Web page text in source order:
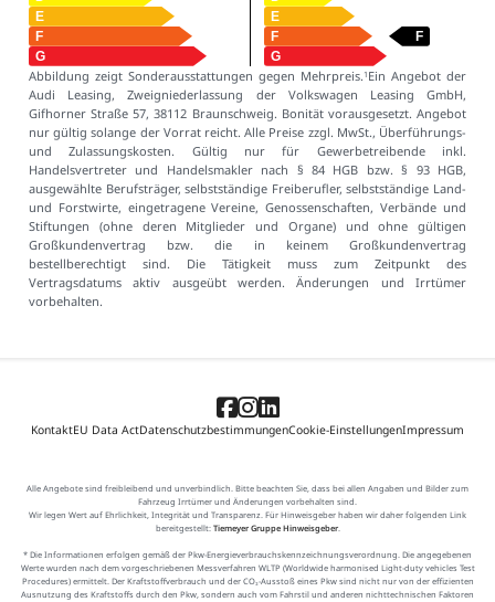
Abbildung zeigt Sonderausstattungen gegen Mehrpreis. 1 Ein Angebot der
Audi Leasing, Zweigniederlassung der Volkswagen Leasing GmbH,
Gifhorner Straße 57, 38112 Braunschweig. Bonität vorausgesetzt. Angebot
nur gültig solange der Vorrat reicht. Alle Preise zzgl. MwSt., Überführungs-
und Zulassungskosten. Gültig nur für Gewerbetreibende inkl.
Handelsvertreter und Handelsmakler nach § 84 HGB bzw. § 93 HGB,
ausgewählte Berufsträger, selbstständige Freiberufler, selbstständige Land-
und Forstwirte, eingetragene Vereine, Genossenschaften, Verbände und
Stiftungen (ohne deren Mitglieder und Organe) und ohne gültigen
Großkundenvertrag bzw. die in keinem Großkundenvertrag
bestellberechtigt sind. Die Tätigkeit muss zum Zeitpunkt des
Vertragsdatums aktiv ausgeübt werden. Änderungen und Irrtümer
vorbehalten.
KontaktEU Data ActDatenschutzbestimmungenCookie-EinstellungenImpressum
Alle Angebote sind freibleibend und unverbindlich. Bitte beachten Sie, dass bei allen Angaben und Bilder zum
Fahrzeug Irrtümer und Änderungen vorbehalten sind.
Wir legen Wert auf Ehrlichkeit, Integrität und Transparenz. Für Hinweisgeber haben wir daher folgenden Link
bereitgestellt: Tiemeyer Gruppe Hinweisgeber.
* Die Informationen erfolgen gemäß der Pkw-Energieverbrauchskennzeichnungsverordnung. Die angegebenen
Werte wurden nach dem vorgeschriebenen Messverfahren WLTP (Worldwide harmonised Light-duty vehicles Test
Procedures) ermittelt. Der Kraftstoffverbrauch und der CO₂-Ausstoß eines Pkw sind nicht nur von der effizienten
Ausnutzung des Kraftstoffs durch den Pkw, sondern auch vom Fahrstil und anderen nichttechnischen Faktoren